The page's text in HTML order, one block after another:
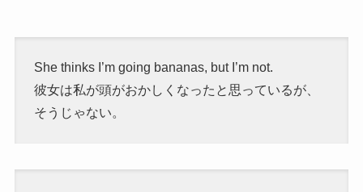
She thinks I’m going bananas, but I’m not.
彼女は私が頭がおかしくなったと思っているが、
そうじゃない。